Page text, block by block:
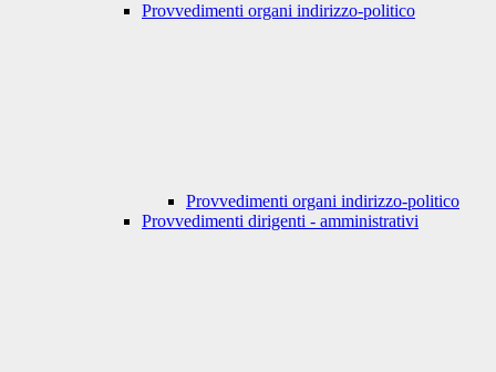
Provvedimenti organi indirizzo-politico
Provvedimenti organi indirizzo-politico
Provvedimenti dirigenti - amministrativi